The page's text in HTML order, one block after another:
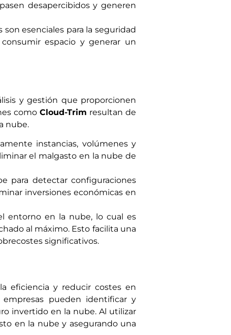
desapercibidos y generen
esenciales para la seguridad
espacio y generar un
y gestión que proporcionen
como Cloud-Trim resultan de
nube.
instancias, volúmenes y
el malgasto en la nube de
para detectar configuraciones
inversiones económicas en
entorno en la nube, lo cual es
al máximo. Esto facilita una
significativos.
eficiencia y reducir costes en
empresas pueden identificar y
invertido en la nube. Al utilizar
en la nube y asegurando una